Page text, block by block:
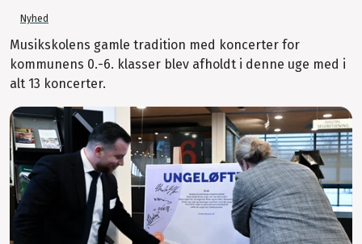
Nyhed
Musikskolens gamle tradition med koncerter for
kommunens 0.-6. klasser blev afholdt i denne uge med i
alt 13 koncerter.